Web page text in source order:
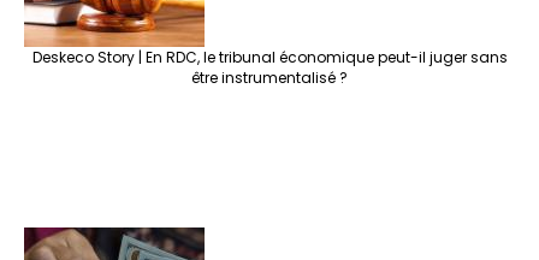
Deskeco Story | En RDC, le tribunal économique peut-il juger sans
être instrumentalisé ?